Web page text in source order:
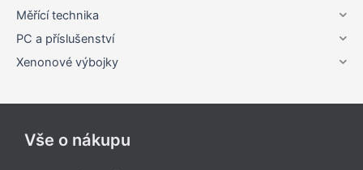
Měřící technika
PC a příslušenství
Xenonové výbojky
Vše o nákupu